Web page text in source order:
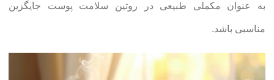
به عنوان مکملی طبیعی در روتین سلامت پوست جایگزین
مناسبی باشد.